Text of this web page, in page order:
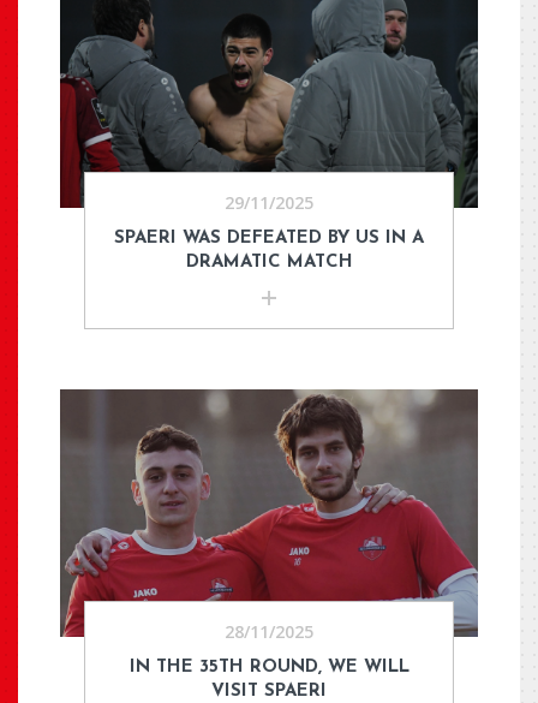
29/11/2025
SPAERI WAS DEFEATED BY US IN A
DRAMATIC MATCH
28/11/2025
IN THE 35TH ROUND, WE WILL
VISIT SPAERI